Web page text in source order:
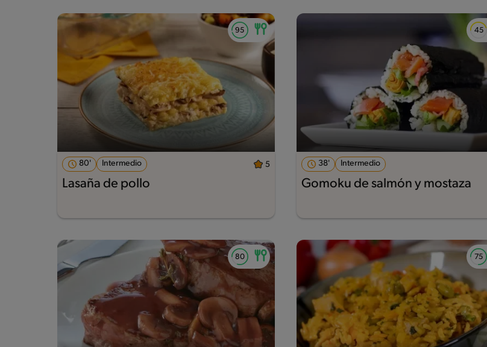
80' Intermedio 5
Lasaña de pollo
38' Intermedio
Gomoku de salmón y mostaza